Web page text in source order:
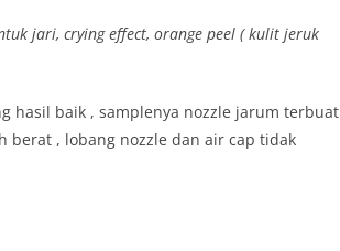
jari, crying effect, orange peel ( kulit jeruk
hasil baik , samplenya nozzle jarum terbuat
berat , lobang nozzle dan air cap tidak